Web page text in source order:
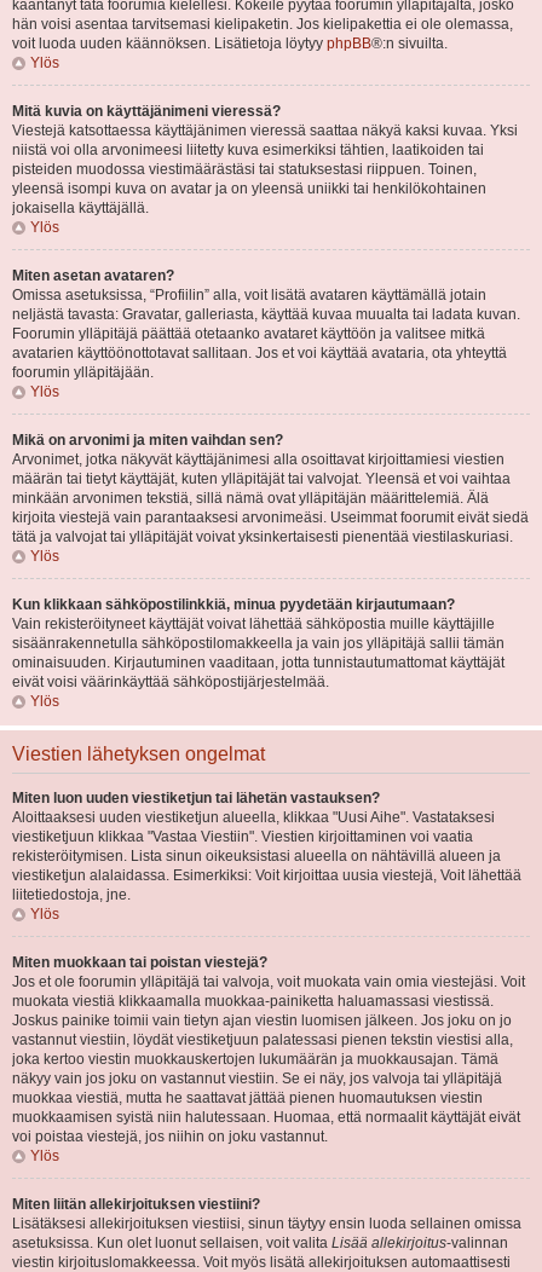
kääntänyt tätä foorumia kielellesi. Kokeile pyytää foorumin ylläpitäjältä, josko
hän voisi asentaa tarvitsemasi kielipaketin. Jos kielipakettia ei ole olemassa,
voit luoda uuden käännöksen. Lisätietoja löytyy phpBB®:n sivuilta.
Ylös
Mitä kuvia on käyttäjänimeni vieressä?
Viestejä katsottaessa käyttäjänimen vieressä saattaa näkyä kaksi kuvaa. Yksi
niistä voi olla arvonimeesi liitetty kuva esimerkiksi tähtien, laatikoiden tai
pisteiden muodossa viestimäärästäsi tai statuksestasi riippuen. Toinen,
yleensä isompi kuva on avatar ja on yleensä uniikki tai henkilökohtainen
jokaisella käyttäjällä.
Ylös
Miten asetan avataren?
Omissa asetuksissa, “Profiilin” alla, voit lisätä avataren käyttämällä jotain
neljästä tavasta: Gravatar, galleriasta, käyttää kuvaa muualta tai ladata kuvan.
Foorumin ylläpitäjä päättää otetaanko avataret käyttöön ja valitsee mitkä
avatarien käyttöönottotavat sallitaan. Jos et voi käyttää avataria, ota yhteyttä
foorumin ylläpitäjään.
Ylös
Mikä on arvonimi ja miten vaihdan sen?
Arvonimet, jotka näkyvät käyttäjänimesi alla osoittavat kirjoittamiesi viestien
määrän tai tietyt käyttäjät, kuten ylläpitäjät tai valvojat. Yleensä et voi vaihtaa
minkään arvonimen tekstiä, sillä nämä ovat ylläpitäjän määrittelemiä. Älä
kirjoita viestejä vain parantaaksesi arvonimeäsi. Useimmat foorumit eivät siedä
tätä ja valvojat tai ylläpitäjät voivat yksinkertaisesti pienentää viestilaskuriasi.
Ylös
Kun klikkaan sähköpostilinkkiä, minua pyydetään kirjautumaan?
Vain rekisteröityneet käyttäjät voivat lähettää sähköpostia muille käyttäjille
sisäänrakennetulla sähköpostilomakkeella ja vain jos ylläpitäjä sallii tämän
ominaisuuden. Kirjautuminen vaaditaan, jotta tunnistautumattomat käyttäjät
eivät voisi väärinkäyttää sähköpostijärjestelmää.
Ylös
Viestien lähetyksen ongelmat
Miten luon uuden viestiketjun tai lähetän vastauksen?
Aloittaaksesi uuden viestiketjun alueella, klikkaa "Uusi Aihe". Vastataksesi
viestiketjuun klikkaa "Vastaa Viestiin". Viestien kirjoittaminen voi vaatia
rekisteröitymisen. Lista sinun oikeuksistasi alueella on nähtävillä alueen ja
viestiketjun alalaidassa. Esimerkiksi: Voit kirjoittaa uusia viestejä, Voit lähettää
liitetiedostoja, jne.
Ylös
Miten muokkaan tai poistan viestejä?
Jos et ole foorumin ylläpitäjä tai valvoja, voit muokata vain omia viestejäsi. Voit
muokata viestiä klikkaamalla muokkaa-painiketta haluamassasi viestissä.
Joskus painike toimii vain tietyn ajan viestin luomisen jälkeen. Jos joku on jo
vastannut viestiin, löydät viestiketjuun palatessasi pienen tekstin viestisi alla,
joka kertoo viestin muokkauskertojen lukumäärän ja muokkausajan. Tämä
näkyy vain jos joku on vastannut viestiin. Se ei näy, jos valvoja tai ylläpitäjä
muokkaa viestiä, mutta he saattavat jättää pienen huomautuksen viestin
muokkaamisen syistä niin halutessaan. Huomaa, että normaalit käyttäjät eivät
voi poistaa viestejä, jos niihin on joku vastannut.
Ylös
Miten liitän allekirjoituksen viestiini?
Lisätäksesi allekirjoituksen viestiisi, sinun täytyy ensin luoda sellainen omissa
asetuksissa. Kun olet luonut sellaisen, voit valita Lisää allekirjoitus-valinnan
viestin kirjoituslomakkeessa. Voit myös lisätä allekirjoituksen automaattisesti